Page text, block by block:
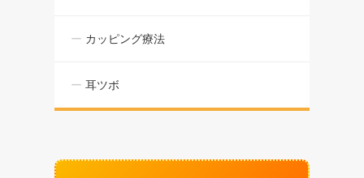
カッピング療法
耳ツボ